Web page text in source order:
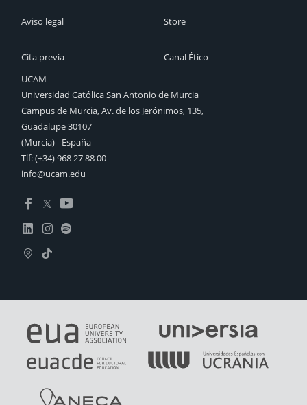
Aviso legal
Cita previa
Store
Canal Ético
UCAM
Universidad Católica San Antonio de Murcia
Campus de Murcia, Av. de los Jerónimos, 135,
Guadalupe 30107
(Murcia) - España
Tlf:(+34) 968 27 88 00
info@ucam.edu